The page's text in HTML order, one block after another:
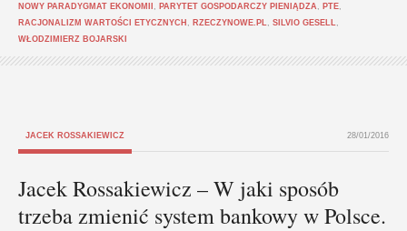
NOWY PARADYGMAT EKONOMII
PARYTET GOSPODARCZY PIENIĄDZA PTE
RACJONALIZM WARTOŚCI ETYCZNYCH
RZECZYNOWE.PL SILVIO GESELL
WŁODZIMIERZ BOJARSKI
JACEK ROSSAKIEWICZ 28/01/2016
Jacek Rossakiewicz – W jaki sposób
trzeba zmienić system bankowy w Polsce.